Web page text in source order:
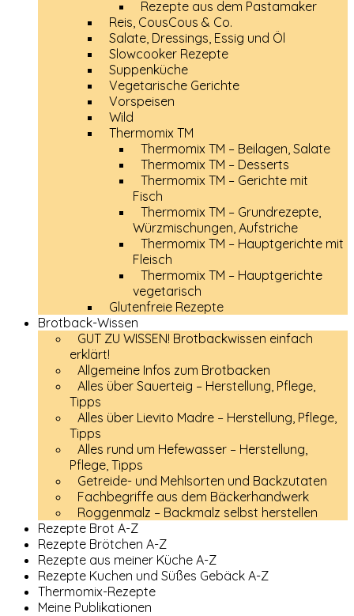
Rezepte aus dem Pastamaker
Reis, CousCous & Co.
Salate, Dressings, Essig und Öl
Slowcooker Rezepte
Suppenküche
Vegetarische Gerichte
Vorspeisen
Wild
Thermomix TM
Thermomix TM – Beilagen, Salate
Thermomix TM – Desserts
Thermomix TM – Gerichte mit
Fisch
Thermomix TM – Grundrezepte,
Würzmischungen, Aufstriche
Thermomix TM – Hauptgerichte mit
Fleisch
Thermomix TM – Hauptgerichte
vegetarisch
Glutenfreie Rezepte
Brotback-Wissen
GUT ZU WISSEN! Brotbackwissen einfach
erklärt!
Allgemeine Infos zum Brotbacken
Alles über Sauerteig – Herstellung, Pflege,
Tipps
Alles über Lievito Madre – Herstellung, Pflege,
Tipps
Alles rund um Hefewasser – Herstellung,
Pflege, Tipps
Getreide- und Mehlsorten und Backzutaten
Fachbegriffe aus dem Bäckerhandwerk
Roggenmalz – Backmalz selbst herstellen
Rezepte Brot A-Z
Rezepte Brötchen A-Z
Rezepte aus meiner Küche A-Z
Rezepte Kuchen und Süßes Gebäck A-Z
Thermomix-Rezepte
Meine Publikationen